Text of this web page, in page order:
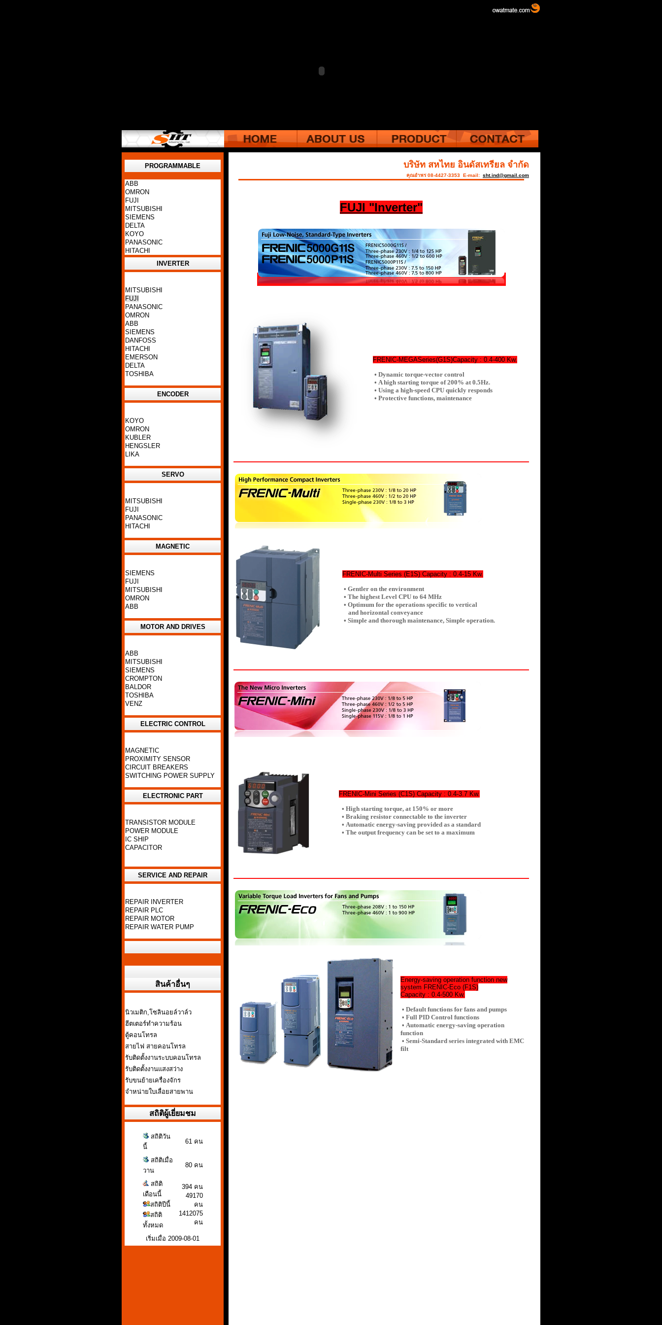
PROGRAMMABLE
ABB
OMRON
FUJI
MITSUBISHI
SIEMENS
DELTA
KOYO
PANASONIC
HITACHI
INVERTER
MITSUBISHI
FUJI
PANASONIC
OMRON
ABB
SIEMENS
DANFOSS
HITACHI
EMERSON
DELTA
TOSHIBA
ENCODER
KOYO
OMRON
KUBLER
HENGSLER
LIKA
SERVO
MITSUBISHI
FUJI
PANASONIC
HITACHI
MAGNETIC
SIEMENS
FUJI
MITSUBISHI
OMRON
ABB
MOTOR AND DRIVES
ABB
MITSUBISHI
SIEMENS
CROMPTON
BALDOR
TOSHIBA
VENZ
ELECTRIC CONTROL
MAGNETIC
PROXIMITY SENSOR
CIRCUIT BREAKERS
SWITCHING POWER SUPPLY
ELECTRONIC PART
TRANSISTOR MODULE
POWER MODULE
IC SHIP
CAPACITOR
SERVICE AND REPAIR
REPAIR INVERTER
REPAIR PLC
REPAIR MOTOR
REPAIR WATER PUMP
สินค้าอื่นๆ
นิวเมติก,โซลินอยล์วาล์ว
ฮีตเตอร์ทำความร้อน
ตู้คอนโทรล
สายไฟ สายคอนโทรล
รับติดตั้งงานระบบคอนโทรล
รับติดตั้งงานแสงสว่าง
รับขนย้ายเครื่องจักร
จำหน่ายใบเลื่อยสายพาน
สถิติผู้เยี่ยมชม
สถิติวัน
นี้
61 คน
สถิติเมื่อ
วาน
80 คน
สถิติ
เดือนนี้
สถิติปีนี้
สถิติ
ทั้งหมด
394 คน
49170
คน
1412075
คน
เริ่มเมื่อ 2009-08-01
บริษัท สหไทย อินดัสเทรียล จำกัด
คุณอำพร 08-4427-3353 E-mail: sht.ind@gmail.com
FUJI "Inverter"
FRENIC-MEGASeries(G1S)Capacity : 0.4-400 Kw.
• Dynamic torque-vector control
• A high starting torque of 200% at 0.5Hz.
• Using a high-speed CPU quickly responds
• Protective functions, maintenance
FRENIC-Multi Series (E1S) Capacity : 0.4-15 Kw.
• Gentler on the environment
• The highest Level CPU to 64 MHz
• Optimum for the operations specific to vertical
and horizontal conveyance
• Simple and thorough maintenance, Simple operation.
FRENIC-Mini Series (C1S) Capacity : 0.4-3.7 Kw.
• High starting torque, at 150% or more
• Braking resistor connectable to the inverter
• Automatic energy-saving provided as a standard
• The output frequency can be set to a maximum
Energy-saving operation function new
system FRENIC-Eco (F1S)
Capacity : 0.4-500 Kw.
• Default functions for fans and pumps
• Full PID Control functions
• Automatic energy-saving operation
function
• Semi-Standard series integrated with EMC
filt